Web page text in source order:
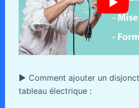
► Comment ajouter un
tableau électrique :